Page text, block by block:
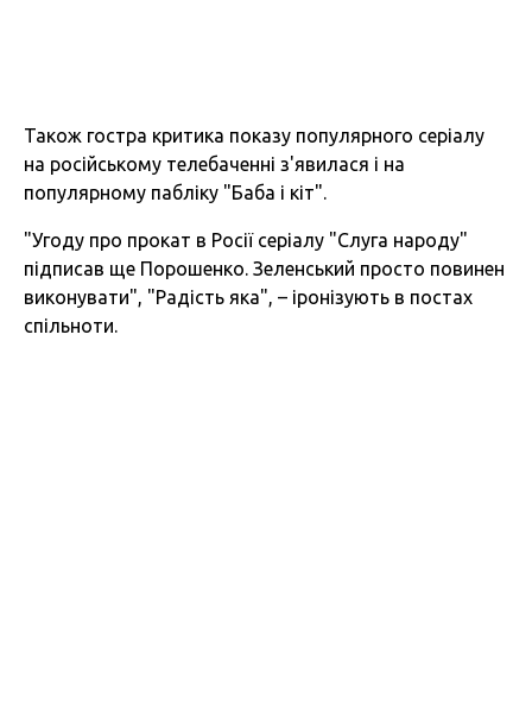
Також гостра критика показу популярного серіалу
на російському телебаченні з'явилася і на
популярному пабліку "Баба і кіт".
"Угоду про прокат в Росії серіалу "Слуга народу"
підписав ще Порошенко. Зеленський просто повинен
виконувати", "Радість яка", – іронізують в постах
спільноти.